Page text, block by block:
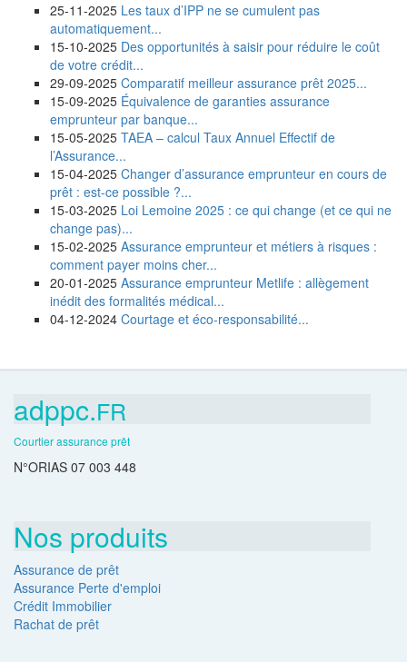
25-11-2025 Les taux d’IPP ne se cumulent pas
automatiquement...
15-10-2025 Des opportunités à saisir pour réduire le coût
de votre crédit...
29-09-2025 Comparatif meilleur assurance prêt 2025...
15-09-2025 Équivalence de garanties assurance
emprunteur par banque...
15-05-2025 TAEA – calcul Taux Annuel Effectif de
l’Assurance...
15-04-2025 Changer d’assurance emprunteur en cours de
prêt : est-ce possible ?...
15-03-2025 Loi Lemoine 2025 : ce qui change (et ce qui ne
change pas)...
15-02-2025 Assurance emprunteur et métiers à risques :
comment payer moins cher...
20-01-2025 Assurance emprunteur Metlife : allègement
inédit des formalités médical...
04-12-2024 Courtage et éco-responsabilité...
adppc.FR
Courtier assurance prêt
N°ORIAS 07 003 448
Nos produits
Assurance de prêt
Assurance Perte d'emploi
Crédit Immobilier
Rachat de prêt